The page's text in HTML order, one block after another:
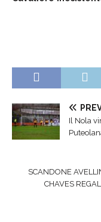
Il Nola
SCANDONE
CHAVES